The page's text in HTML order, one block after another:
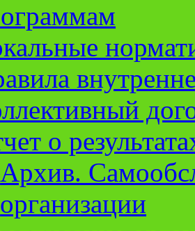
о
Архив.
организации